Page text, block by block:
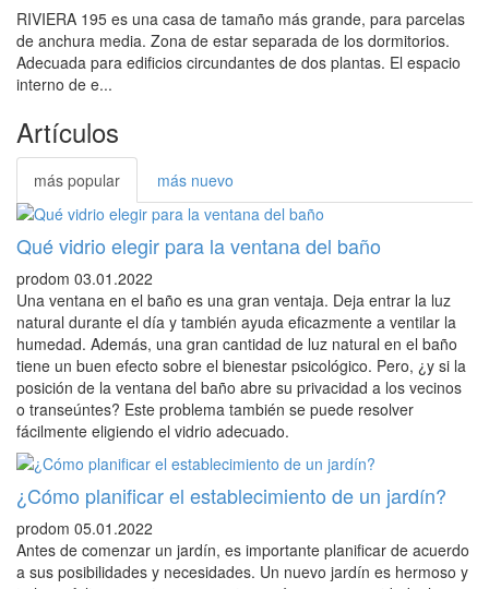
RIVIERA 195 es una casa de tamaño más grande, para parcelas
de anchura media. Zona de estar separada de los dormitorios.
Adecuada para edificios circundantes de dos plantas. El espacio
interno de e...
Artículos
más popular más nuevo
Qué vidrio elegir para la ventana del baño
prodom 03.01.2022
Una ventana en el baño es una gran ventaja. Deja entrar la luz
natural durante el día y también ayuda eficazmente a ventilar la
humedad. Además, una gran cantidad de luz natural en el baño
tiene un buen efecto sobre el bienestar psicológico. Pero, ¿y si la
posición de la ventana del baño abre su privacidad a los vecinos
o transeúntes? Este problema también se puede resolver
fácilmente eligiendo el vidrio adecuado.
¿Cómo planificar el establecimiento de un jardín?
prodom 05.01.2022
Antes de comenzar un jardín, es importante planificar de acuerdo
a sus posibilidades y necesidades. Un nuevo jardín es hermoso y